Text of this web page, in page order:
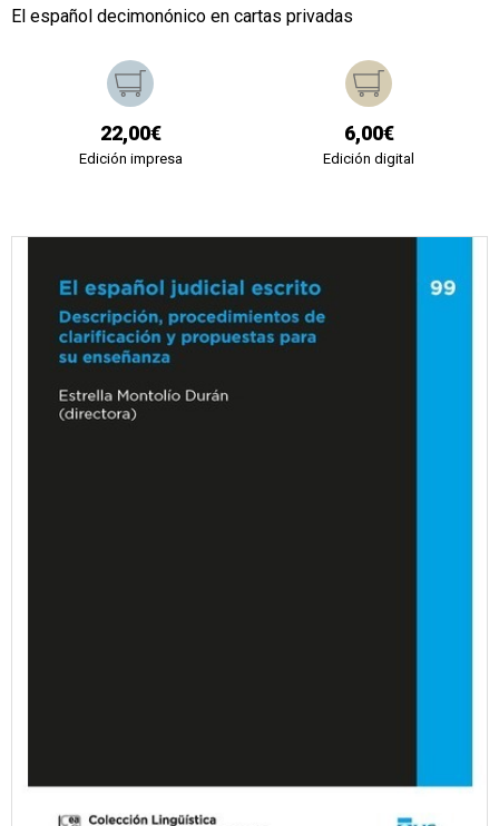
El español decimonónico en cartas privadas
22,00€
Edición impresa
6,00€
Edición digital